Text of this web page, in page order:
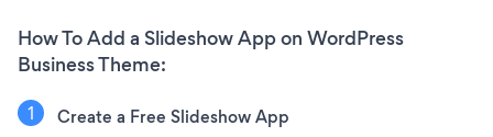
How To Add a Slideshow App on WordPress
Business Theme:
Create a Free Slideshow App